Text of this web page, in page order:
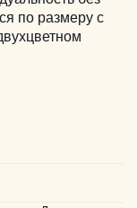
по размеру с
5 лет
решения — всё